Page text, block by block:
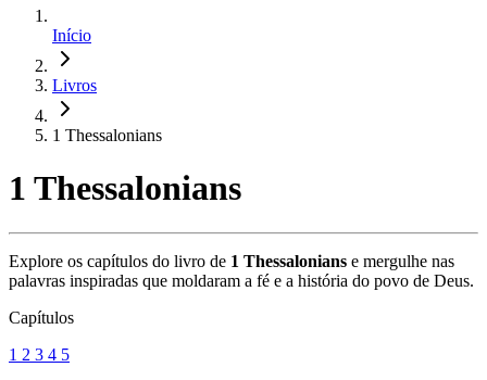
Início
Livros
1 Thessalonians
1 Thessalonians
Explore os capítulos do livro de 1 Thessalonians e mergulhe nas
palavras inspiradas que moldaram a fé e a história do povo de Deus.
Capítulos
1 2 3 4 5